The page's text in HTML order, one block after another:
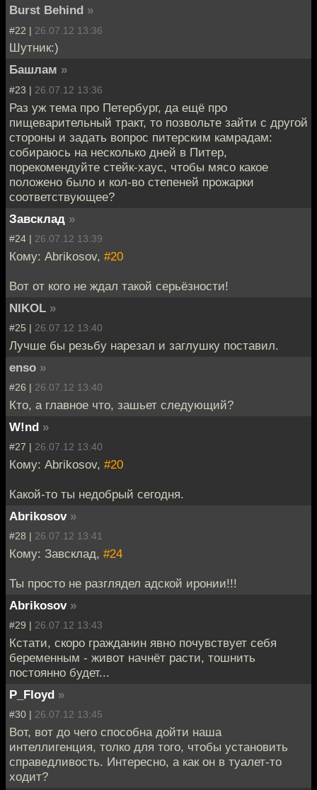
Burst Behind »
#22 | 26.07.12 13:36
Шутник:)
Башлам »
#23 | 26.07.12 13:36
Раз уж тема про Петербург, да ещё про
пищеварительный тракт, то позвольте зайти с другой
стороны и задать вопрос питерским камрадам:
собираюсь на несколько дней в Питер,
порекомендуйте стейк-хаус, чтобы мясо какое
положено было и кол-во степеней прожарки
соответствующее?
Завсклад »
#24 | 26.07.12 13:39
Кому: Abrikosov, #20
Вот от кого не ждал такой серьёзности!
NIKOL »
#25 | 26.07.12 13:40
Лучше бы резьбу нарезал и заглушку поставил.
enso »
#26 | 26.07.12 13:40
Кто, а главное что, зашьет следующий?
W!nd »
#27 | 26.07.12 13:40
Кому: Abrikosov, #20
Какой-то ты недобрый сегодня.
Abrikosov »
#28 | 26.07.12 13:41
Кому: Завсклад, #24
Ты просто не разглядел адской иронии!!!
Abrikosov »
#29 | 26.07.12 13:43
Кстати, скоро гражданин явно почувствует себя
беременным - живот начнёт расти, тошнить
постоянно будет...
P_Floyd »
#30 | 26.07.12 13:45
Вот, вот до чего способна дойти наша
интеллигенция, толко для того, чтобы установить
справедливость. Интересно, а как он в туалет-то
ходит?